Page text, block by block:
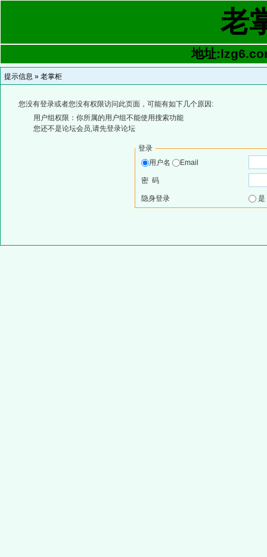
老
地址
提示信息 » 老掌柜
您没有登录或者您没有权限访问此页面，可能有如下几个原因:
用户组权限：你所属的用户组不能使用搜索功能
您还不是论坛会员,请先登录论坛
登录
用户名
Email
密 码
隐身登录